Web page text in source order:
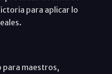
para aplicar lo
para maestros,